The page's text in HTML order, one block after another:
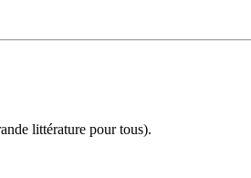
littérature pour tous).